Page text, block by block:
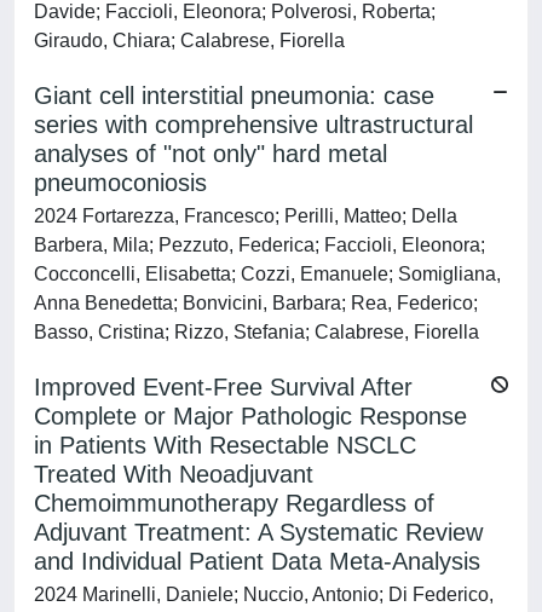
Davide; Faccioli, Eleonora; Polverosi, Roberta;
Giraudo, Chiara; Calabrese, Fiorella
Giant cell interstitial pneumonia: case
series with comprehensive ultrastructural
analyses of "not only" hard metal
pneumoconiosis
2024 Fortarezza, Francesco; Perilli, Matteo; Della
Barbera, Mila; Pezzuto, Federica; Faccioli, Eleonora;
Cocconcelli, Elisabetta; Cozzi, Emanuele; Somigliana,
Anna Benedetta; Bonvicini, Barbara; Rea, Federico;
Basso, Cristina; Rizzo, Stefania; Calabrese, Fiorella
Improved Event-Free Survival After
Complete or Major Pathologic Response
in Patients With Resectable NSCLC
Treated With Neoadjuvant
Chemoimmunotherapy Regardless of
Adjuvant Treatment: A Systematic Review
and Individual Patient Data Meta-Analysis
2024 Marinelli, Daniele; Nuccio, Antonio; Di Federico,